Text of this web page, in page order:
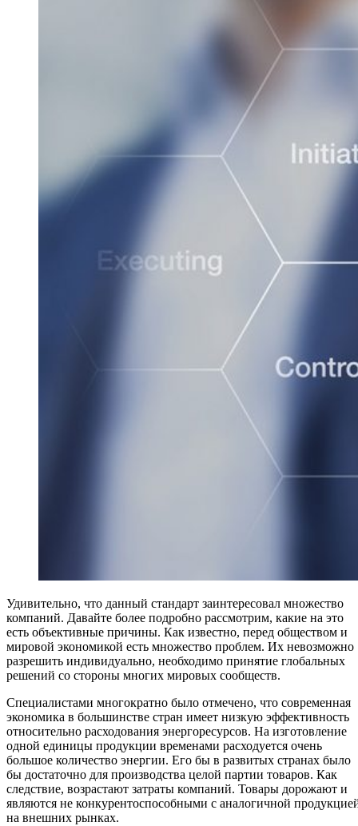
Удивительно, что данный стандарт заинтересовал множество
компаний. Давайте более подробно рассмотрим, какие на это
есть объективные причины. Как известно, перед обществом и
мировой экономикой есть множество проблем. Их невозможно
разрешить индивидуально, необходимо принятие глобальных
решений со стороны многих мировых сообществ.
Специалистами многократно было отмечено, что современная
экономика в большинстве стран имеет низкую эффективность
относительно расходования энергоресурсов. На изготовление
одной единицы продукции временами расходуется очень
большое количество энергии. Его бы в развитых странах было
бы достаточно для производства целой партии товаров. Как
следствие, возрастают затраты компаний. Товары дорожают и
являются не конкурентоспособными с аналогичной
на внешних рынках.